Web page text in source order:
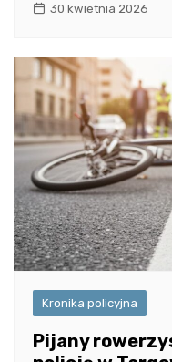
30 kwietnia 2026
Kronika policyjna
Pijany